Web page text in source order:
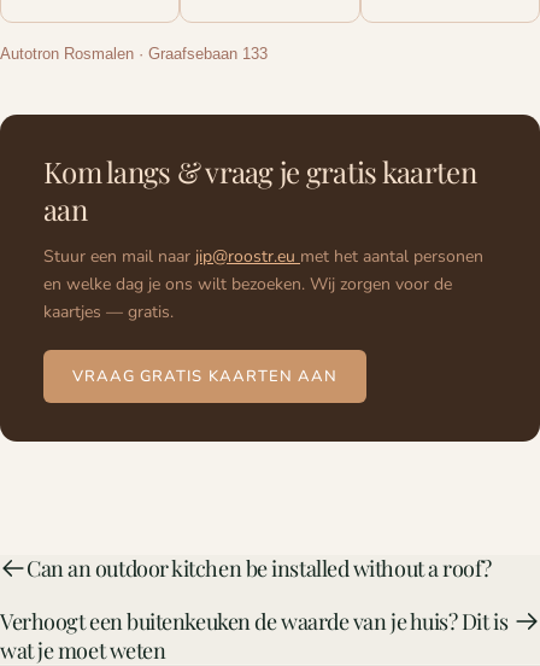
Autotron Rosmalen · Graafsebaan 133
Kom langs & vraag je gratis kaarten
aan
Stuur een mail naar jip@roostr.eu met het aantal personen
en welke dag je ons wilt bezoeken. Wij zorgen voor de
kaartjes — gratis.
VRAAG GRATIS KAARTEN AAN
Can an outdoor kitchen be installed without a roof?
Verhoogt een buitenkeuken de waarde van je huis? Dit is
wat je moet weten